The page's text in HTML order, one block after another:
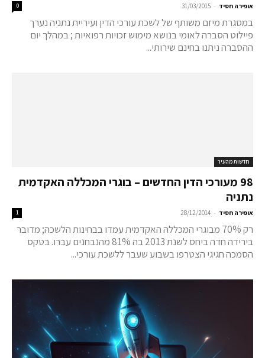
אופירה חסיד -
31/03/2015
0
במסגרת מיזם משותף של לשכת עורכי הדין ועיריית נתניה נערך
פיילוט הסברה לאומי בנושא מימוש זכויות רפואיות ; במהלך יום
ההסברה ניתנו בחינם שירותי...
חדשות מהעיר
98 מעורכי הדין החדשים – בוגרי המכללה האקדמית
נתניה
אופירה חסיד -
28/12/2014
1
רק 70% מבוגרי המכללה האקדמית עמדו בבחינות הלשכה; מדובר
בירידה חדה ביחס לשנת 2013 בה 81% מהנבחנים עברו. בטקס
הסמכה חגיגי הצטרפו בשבוע שעבר ללשכת עורכי...